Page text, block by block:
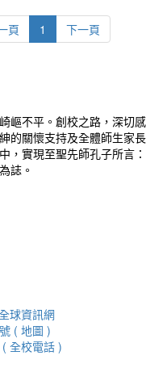
頁 1 下一頁
嶇不平。創校之路，深切
的關懷支持及全體師生家
，實現至聖先師孔子所言
誌。
球資訊網
( 地圖 )
( 全校電話 )